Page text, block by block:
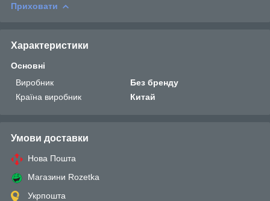
Приховати
Характеристики
Основні
Виробник
Без бренду
Країна виробник
Китай
Умови доставки
Нова Пошта
Магазини Rozetka
Укрпошта